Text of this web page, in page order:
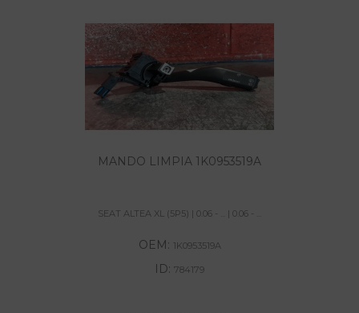
MANDO LIMPIA 1K0953519A
SEAT ALTEA XL (5P5) | 0.06 - ... | 0.06 - ...
OEM: 1K0953519A
ID: 784179